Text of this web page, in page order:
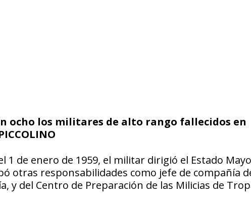
ocho los militares de alto rango fallecidos en
de enero de 1959, el militar dirigió el Estado
otras responsabilidades como jefe de compañía
y del Centro de Preparación de las Milicias de